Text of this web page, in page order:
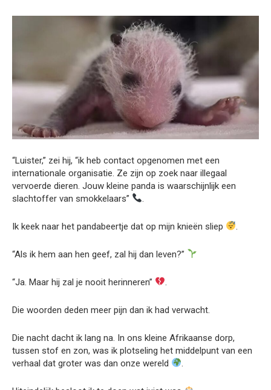
“Luister,” zei hij, “ik heb contact opgenomen met een
internationale organisatie. Ze zijn op zoek naar illegaal
vervoerde dieren. Jouw kleine panda is waarschijnlijk een
slachtoffer van smokkelaars”
Ik keek naar het pandabeertje dat op mijn knieën sliep
“Als ik hem aan hen geef, zal hij dan leven?”
“Ja. Maar hij zal je nooit herinneren”
Die woorden deden meer pijn dan ik had verwacht.
Die nacht dacht ik lang na. In ons kleine Afrikaanse dorp,
tussen stof en zon, was ik plotseling het middelpunt van een
verhaal dat groter was dan onze wereld